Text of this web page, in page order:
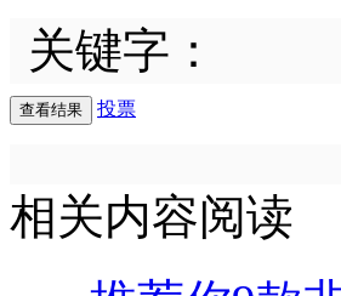
关键字：
投票
相关内容阅读